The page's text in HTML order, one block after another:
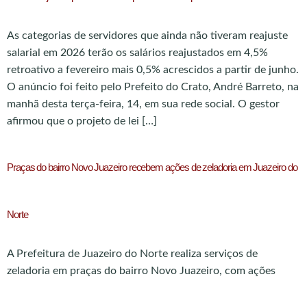
As categorias de servidores que ainda não tiveram reajuste
salarial em 2026 terão os salários reajustados em 4,5%
retroativo a fevereiro mais 0,5% acrescidos a partir de junho.
O anúncio foi feito pelo Prefeito do Crato, André Barreto, na
manhã desta terça-feira, 14, em sua rede social. O gestor
afirmou que o projeto de lei […]
Praças do bairro Novo Juazeiro recebem ações de zeladoria em Juazeiro do
Norte
A Prefeitura de Juazeiro do Norte realiza serviços de
zeladoria em praças do bairro Novo Juazeiro, com ações